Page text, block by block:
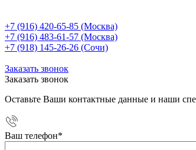
+7 (916) 420-65-85 (Москва)
+7 (916) 483-61-57 (Москва)
+7 (918) 145-26-26 (Сочи)
Заказать звонок
Заказать звонок
Оставьте Ваши контактные данные и наши
Ваш телефон*